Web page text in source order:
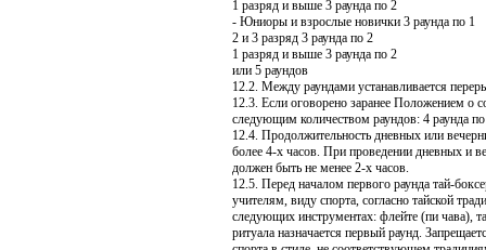
1 разряд и выше 3 раунда по 2
- Юниоры и взрослые новички 3 раунда по 1
2 и 3 разряд 3 раунда по 2
1 разряд и выше 3 раунда по 2
или 5 раундов
12.2. Между раундами устанавливается
12.3. Если оговорено заранее Положением о
следующим количеством раундов: 4 раунда
12.4. Продолжительность дневных или
более 4-х часов. При проведении дневных и
должен быть не менее 2-х часов.
12.5. Перед началом первого раунда тай-
учителям, виду спорта, согласно тайской
следующих инструментах: флейте (пи чава),
ритуала назначается первый раунд.